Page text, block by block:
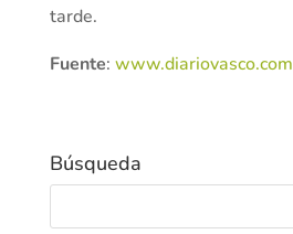
tarde.
Fuente: www.diariovasco.com
Búsqueda